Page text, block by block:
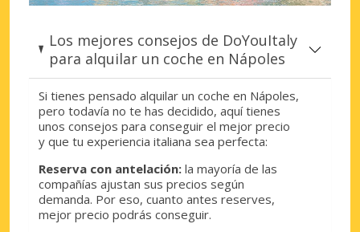
Los mejores consejos de DoYouItaly
para alquilar un coche en Nápoles
Si tienes pensado alquilar un coche en Nápoles,
pero todavía no te has decidido, aquí tienes
unos consejos para conseguir el mejor precio
y que tu experiencia italiana sea perfecta:
Reserva con antelación: la mayoría de las
compañías ajustan sus precios según
demanda. Por eso, cuanto antes reserves,
mejor precio podrás conseguir.